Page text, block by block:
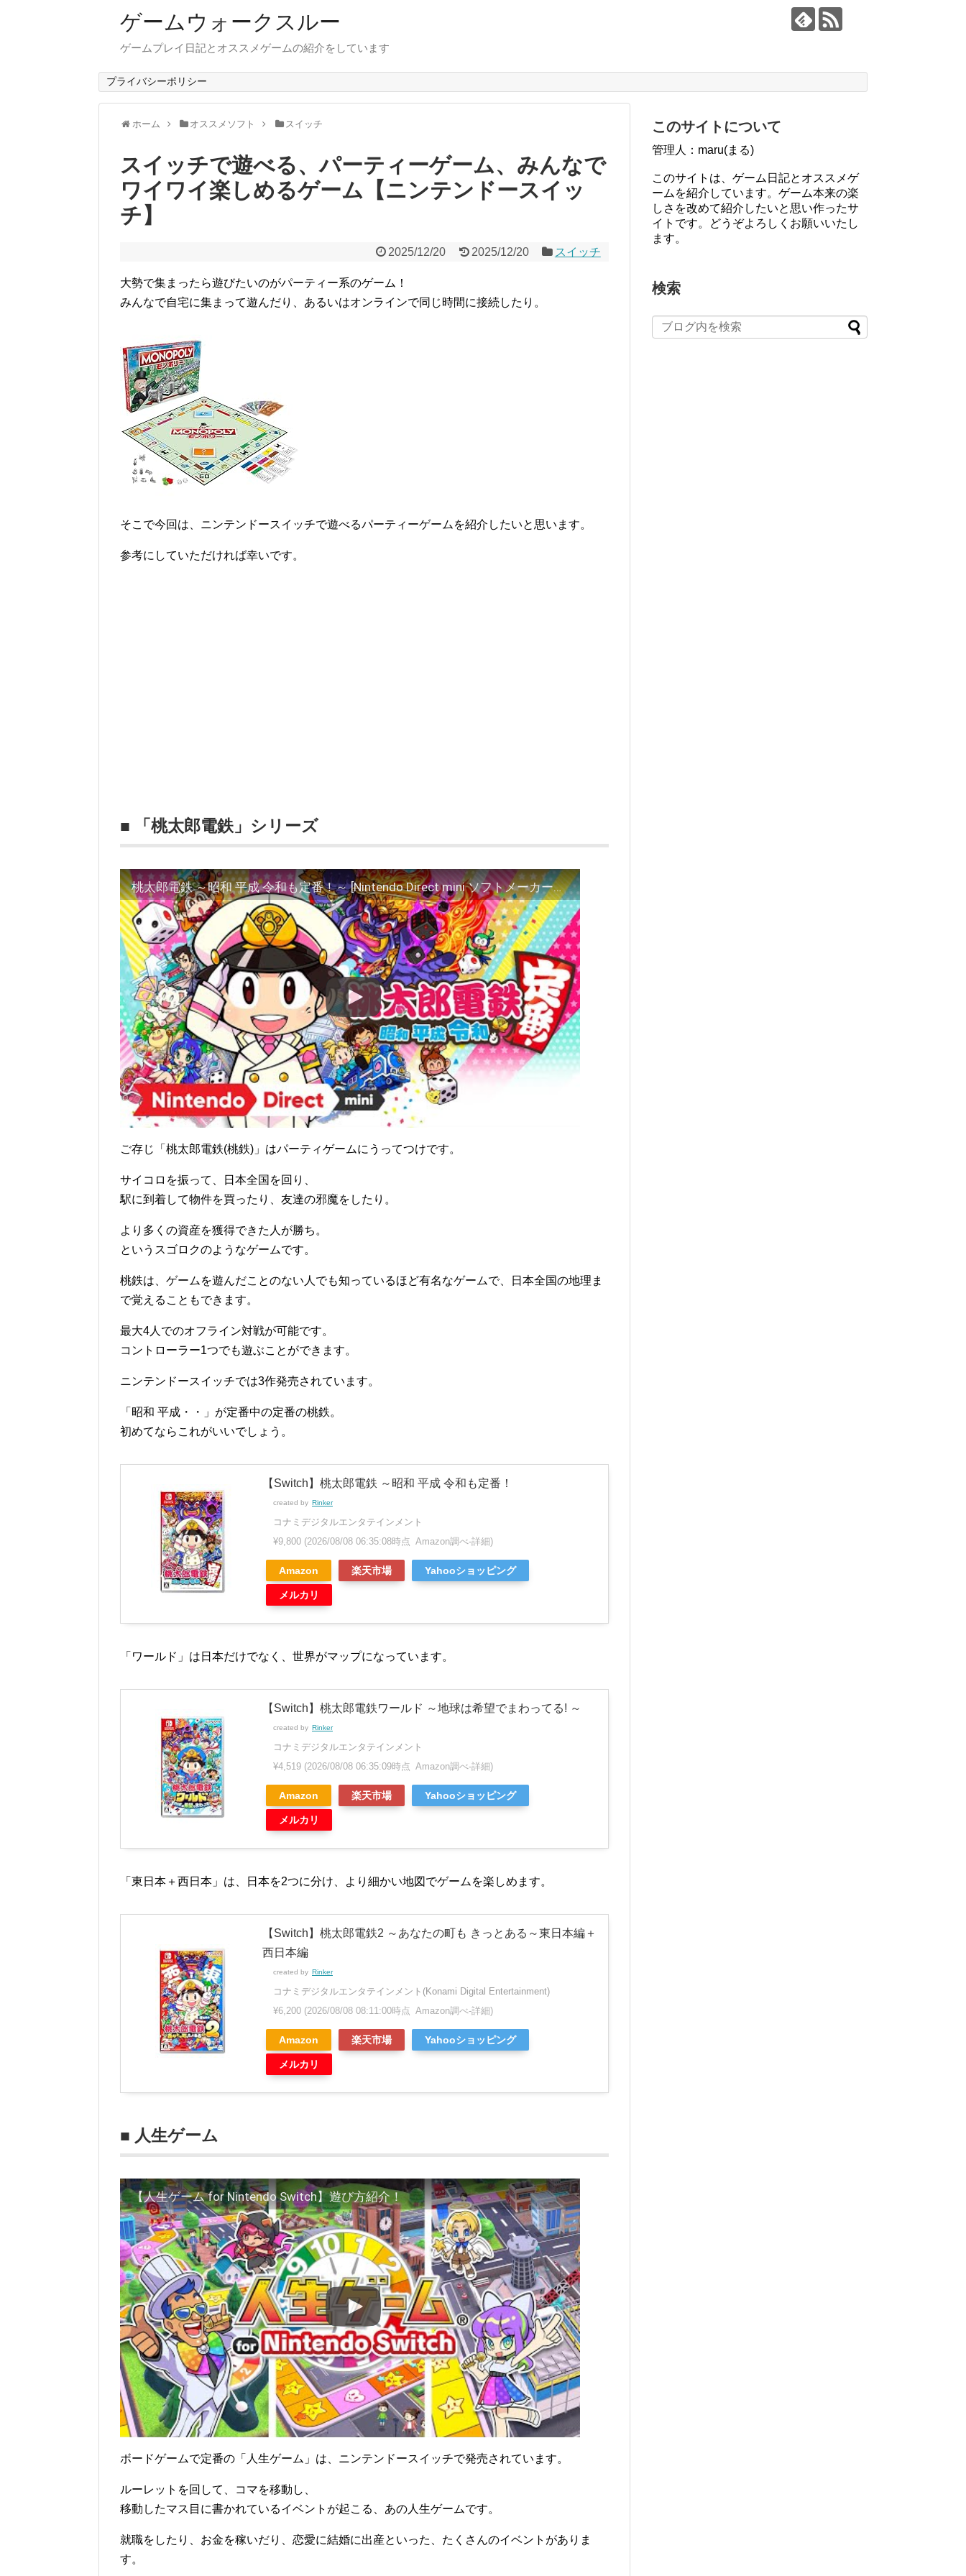
ゲームウォークスルー
ゲームプレイ日記とオススメゲームの紹介をしています
プライバシーポリシー
ホーム オススメソフト スイッチ
スイッチで遊べる、パーティーゲーム、みんなで
ワイワイ楽しめるゲーム【ニンテンドースイッ
チ】
2025/12/20 2025/12/20 スイッチ
大勢で集まったら遊びたいのがパーティー系のゲーム！
みんなで自宅に集まって遊んだり、あるいはオンラインで同じ時間に接続したり。
そこで今回は、ニンテンドースイッチで遊べるパーティーゲームを紹介したいと思います。
参考にしていただければ幸いです。
■ 「桃太郎電鉄」シリーズ
桃太郎電鉄 ～昭和 平成 令和も定番！～ [Nintendo Direct mini ソフトメーカーラインナップ 2020.7]
ご存じ「桃太郎電鉄(桃鉄)」はパーティゲームにうってつけです。
サイコロを振って、日本全国を回り、
駅に到着して物件を買ったり、友達の邪魔をしたり。
より多くの資産を獲得できた人が勝ち。
というスゴロクのようなゲームです。
桃鉄は、ゲームを遊んだことのない人でも知っているほど有名なゲームで、日本全国の地理ま
で覚えることもできます。
最大4人でのオフライン対戦が可能です。
コントローラー1つでも遊ぶことができます。
ニンテンドースイッチでは3作発売されています。
「昭和 平成・・」が定番中の定番の桃鉄。
初めてならこれがいいでしょう。
【Switch】桃太郎電鉄 ～昭和 平成 令和も定番！
created by Rinker
コナミデジタルエンタテインメント
¥9,800 (2026/08/08 06:35:08時点 Amazon調べ-詳細)
Amazon 楽天市場 Yahooショッピング
メルカリ
「ワールド」は日本だけでなく、世界がマップになっています。
【Switch】桃太郎電鉄ワールド ～地球は希望でまわってる! ～
created by Rinker
コナミデジタルエンタテインメント
¥4,519 (2026/08/08 06:35:09時点 Amazon調べ-詳細)
Amazon 楽天市場 Yahooショッピング
メルカリ
「東日本＋西日本」は、日本を2つに分け、より細かい地図でゲームを楽しめます。
【Switch】桃太郎電鉄2 ～あなたの町も きっとある～東日本編＋
西日本編
created by Rinker
コナミデジタルエンタテインメント(Konami Digital Entertainment)
¥6,200 (2026/08/08 08:11:00時点 Amazon調べ-詳細)
Amazon 楽天市場 Yahooショッピング
メルカリ
■ 人生ゲーム
【人生ゲーム for Nintendo Switch】遊び方紹介！
ボードゲームで定番の「人生ゲーム」は、ニンテンドースイッチで発売されています。
ルーレットを回して、コマを移動し、
移動したマス目に書かれているイベントが起こる、あの人生ゲームです。
就職をしたり、お金を稼いだり、恋愛に結婚に出産といった、たくさんのイベントがありま
す。
このサイトについて
管理人：maru(まる)
このサイトは、ゲーム日記とオススメゲ
ームを紹介しています。ゲーム本来の楽
しさを改めて紹介したいと思い作ったサ
イトです。どうぞよろしくお願いいたし
ます。
検索